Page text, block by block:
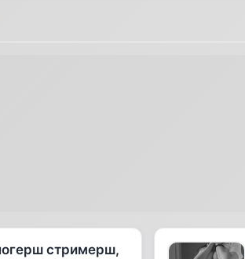
стримерш,